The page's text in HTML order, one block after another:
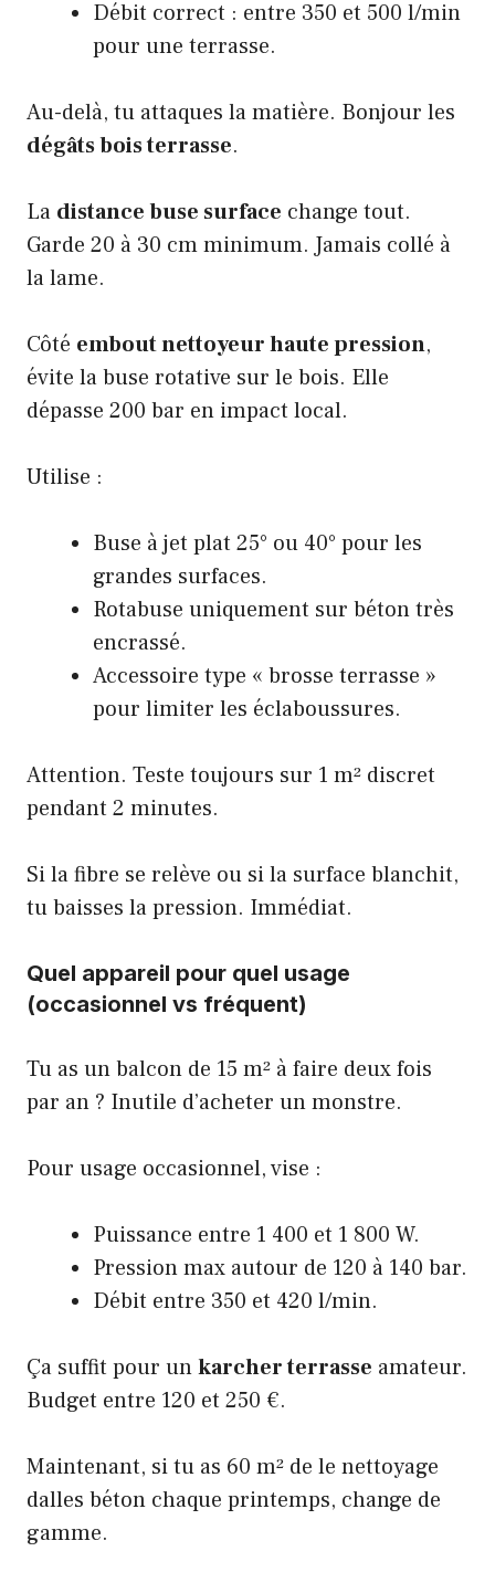
Débit correct : entre 350 et 500 l/min
pour une terrasse.
Au-delà, tu attaques la matière. Bonjour les
dégâts bois terrasse.
La distance buse surface change tout.
Garde 20 à 30 cm minimum. Jamais collé à
la lame.
Côté embout nettoyeur haute pression,
évite la buse rotative sur le bois. Elle
dépasse 200 bar en impact local.
Utilise :
Buse à jet plat 25° ou 40° pour les
grandes surfaces.
Rotabuse uniquement sur béton très
encrassé.
Accessoire type « brosse terrasse »
pour limiter les éclaboussures.
Attention. Teste toujours sur 1 m² discret
pendant 2 minutes.
Si la fibre se relève ou si la surface blanchit,
tu baisses la pression. Immédiat.
Quel appareil pour quel usage
(occasionnel vs fréquent)
Tu as un balcon de 15 m² à faire deux fois
par an ? Inutile d’acheter un monstre.
Pour usage occasionnel, vise :
Puissance entre 1 400 et 1 800 W.
Pression max autour de 120 à 140 bar.
Débit entre 350 et 420 l/min.
Ça suffit pour unkarcher terrasse amateur.
Budget entre 120 et 250 €.
Maintenant, si tu as 60 m² de le nettoyage
dalles béton chaque printemps, change de
gamme.